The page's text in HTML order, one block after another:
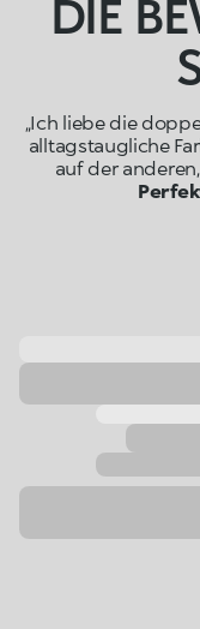
DIE
„Ich liebe die
alltagstaugliche
auf der